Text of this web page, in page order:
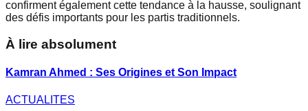
confirment également cette tendance à la hausse, soulignant
des défis importants pour les partis traditionnels.
À lire absolument
Kamran Ahmed : Ses Origines et Son Impact
ACTUALITES